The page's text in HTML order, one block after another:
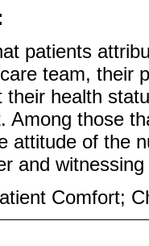
patients
team, their
their health
Among those
attitude of the
and
Comfort;